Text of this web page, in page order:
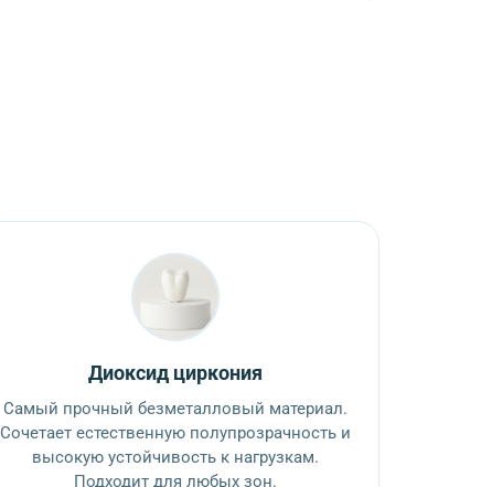
Диоксид циркония
Самый прочный безметалловый материал.
Сочетает естественную полупрозрачность и
высокую устойчивость к нагрузкам.
Подходит для любых зон.